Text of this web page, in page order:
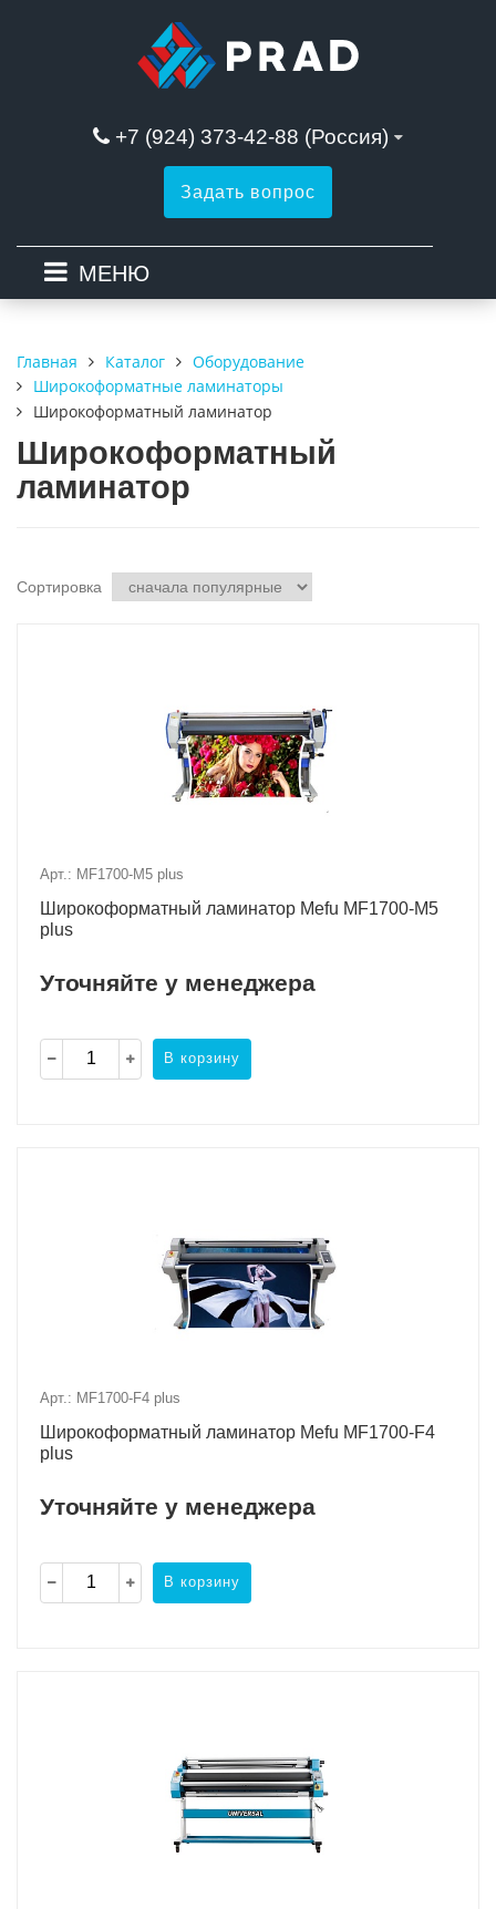
+7 (924) 373-42-88 (Россия)
Задать вопрос
МЕНЮ
Главная Каталог
Оборудование
Широкоформатные ламинаторы
Широкоформатный ламинатор
Широкоформатный
ламинатор
Сортировка
Арт.: MF1700-M5 plus
Широкоформатный ламинатор Mefu MF1700-M5
plus
Уточняйте у менеджера
В корзину
Арт.: MF1700-F4 plus
Широкоформатный ламинатор Mefu MF1700-F4
plus
Уточняйте у менеджера
В корзину